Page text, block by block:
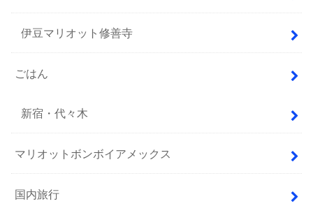
伊豆マリオット修善寺
ごはん
新宿・代々木
マリオットボンボイアメックス
国内旅行